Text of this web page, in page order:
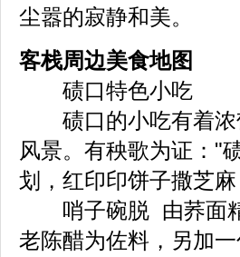
尘嚣的寂静和美。
客栈周边美食地图
碛口特色小吃
碛口的小吃有着浓
风景。有秧歌为证："
划，红印印饼子撒芝
哨子碗脱 由荞面精
老陈醋为佐料，另加